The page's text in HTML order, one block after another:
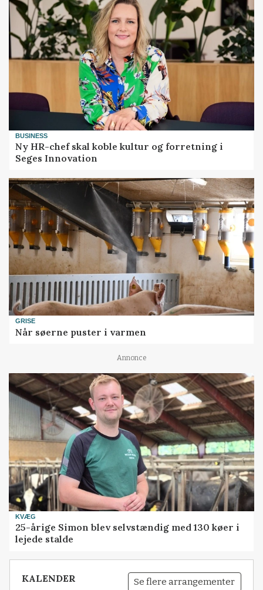
BUSINESS
Ny HR-chef skal koble kultur og forretning i
Seges Innovation
GRISE
Når søerne puster i varmen
Annonce
KVÆG
25-årige Simon blev selvstændig med 130 køer i
lejede stalde
KALENDER Se flere arrangementer